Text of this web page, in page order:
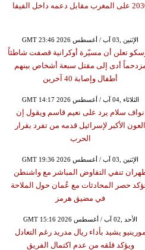
مقابل دعمه داخل الفيفا
GMT 23:46 2026 الإثنين ,03 آب / أغسطس
تعلن أن مسيّرة أوكرانية قصفت شاطئاً
أدى إلى مقتل سبعة أشخاص بينهم
أطفال وإصابة 40 آخرين
GMT 14:17 2026 الثلاثاء ,04 آب / أغسطس
نواف سلام يرد على نعيم قاسم ويقول إن
العون الأكبر لإسرائيل قدمه من تفرد بقرار
الحرب
GMT 19:36 2026 الإثنين ,03 آب / أغسطس
تنفي التفاوض المباشر مع واشنطن
حصر المحادثات مع عُمان حول الملاحة
في مضيق هرمز
GMT 15:16 2026 الأحد ,02 آب / أغسطس
مورينيو يشيد بأداء ريال مدريد رغم التعادل
ويؤكد قلقه من عدم اكتمال الفريق